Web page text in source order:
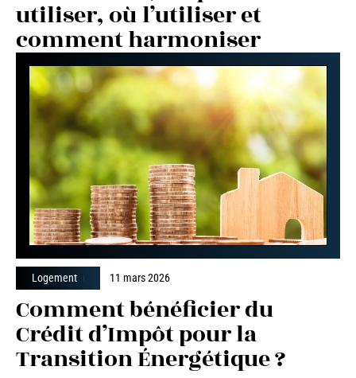
utiliser, où l’utiliser et
comment harmoniser
Logement 11 mars 2026
Comment bénéficier du
Crédit d’Impôt pour la
Transition Énergétique ?